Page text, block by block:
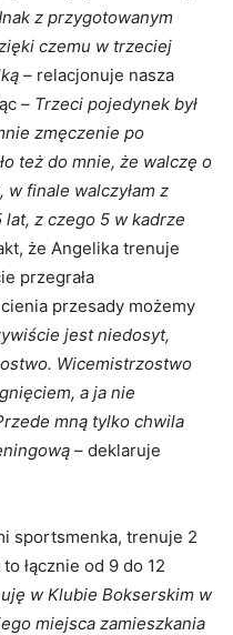
z przygotowanym
czemu w trzeciej
– relacjonuje nasza
– Trzeci pojedynek był
zmęczenie po
też do mnie, że walczę o
w finale walczyłam z
z czego 5 w kadrze
że Angelika trenuje
przegrała
przesady możemy
jest niedosyt,
Wicemistrzostwo
a ja nie
mną tylko chwila
– deklaruje
sportsmenka, trenuje 2
łącznie od 9 do 12
w Klubie Bokserskim w
miejsca zamieszkania